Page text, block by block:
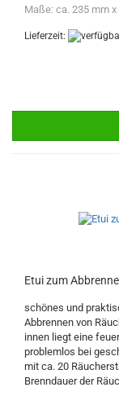
Maße: ca. 235 mm
Lieferzeit:
Etui zum
schönes und
Abbrennen von
innen liegt eine
problemlos bei
mit ca. 20
Brenndauer der